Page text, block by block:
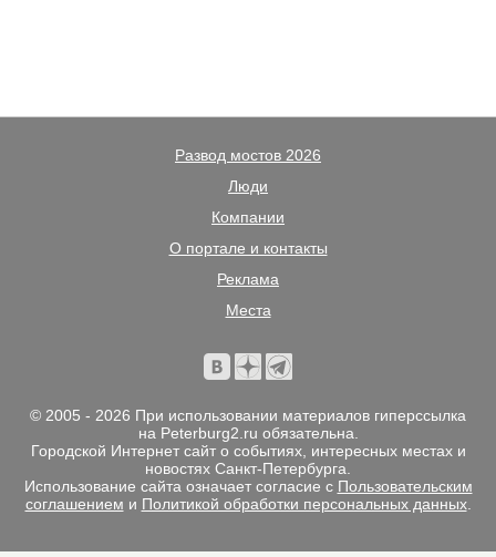
Развод мостов 2026
Люди
Компании
О портале и контакты
Реклама
Места
© 2005 - 2026 При использовании материалов гиперссылка
на Peterburg2.ru обязательна.
Городской Интернет сайт о событиях, интересных местах и
новостях Санкт-Петербурга.
Использование сайта означает согласие с Пользовательским
соглашением и Политикой обработки персональных данных.